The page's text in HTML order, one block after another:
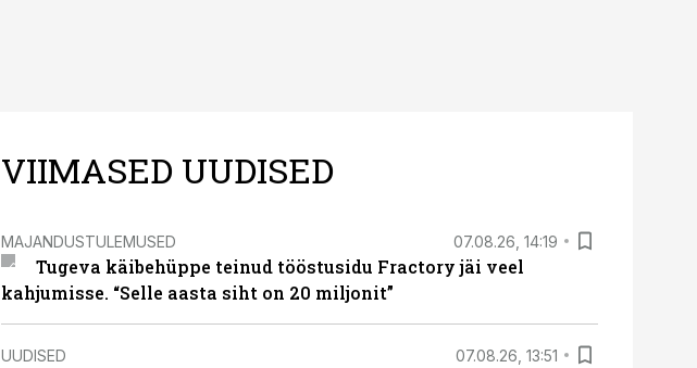
VIIMASED UUDISED
MAJANDUSTULEMUSED 07.08.26, 14:19
Tugeva käibehüppe teinud tööstusidu Fractory jäi veel
kahjumisse. “Selle aasta siht on 20 miljonit”
UUDISED 07.08.26, 13:51